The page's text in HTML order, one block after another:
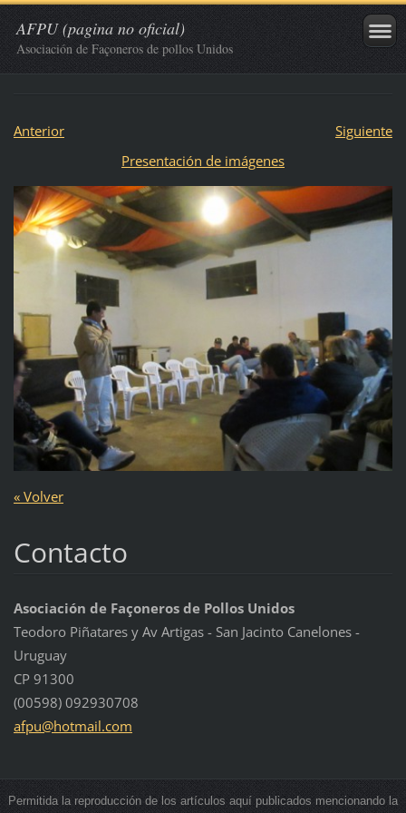
AFPU (pagina no oficial)
Asociación de Façoneros de pollos Unidos
Anterior
Siguiente
Presentación de imágenes
« Volver
Contacto
Asociación de Façoneros de Pollos Unidos
Teodoro Piñatares y Av Artigas - San Jacinto Canelones -
Uruguay
CP 91300
(00598) 092930708
afpu@hotmail.com
Permitida la reproducción de los artículos aquí publicados mencionando la